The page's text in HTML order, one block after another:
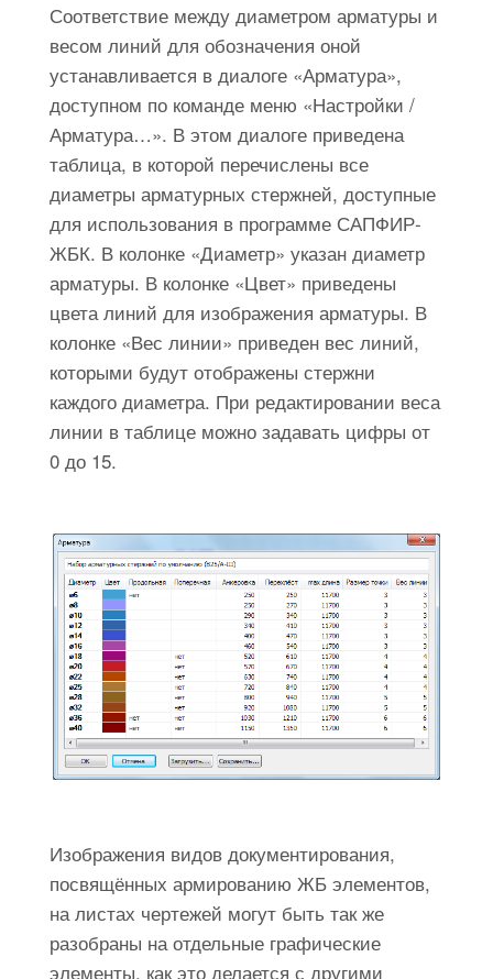
Соответствие между диаметром арматуры и
весом линий для обозначения оной
устанавливается в диалоге «Арматура»,
доступном по команде меню «Настройки /
Арматура…». В этом диалоге приведена
таблица, в которой перечислены все
диаметры арматурных стержней, доступные
для использования в программе САПФИР-
ЖБК. В колонке «Диаметр» указан диаметр
арматуры. В колонке «Цвет» приведены
цвета линий для изображения арматуры. В
колонке «Вес линии» приведен вес линий,
которыми будут отображены стержни
каждого диаметра. При редактировании веса
линии в таблице можно задавать цифры от
0 до 15.
Изображения видов документирования,
посвящённых армированию ЖБ элементов,
на листах чертежей могут быть так же
разобраны на отдельные графические
элементы, как это делается с другими